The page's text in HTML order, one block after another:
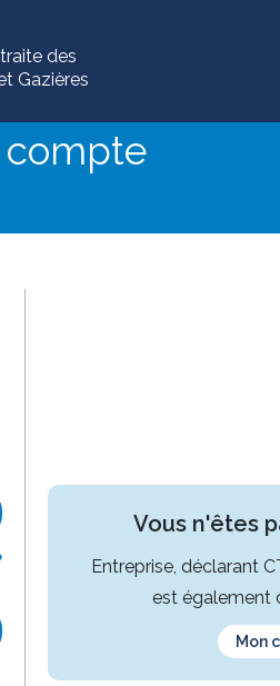
des
Gazières
compte
Vous n'êtes
Entreprise, déclarant
est également
Mon